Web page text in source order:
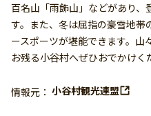
百名山「雨飾山」などがあり、
す。また、冬は屈指の豪雪地帯
ースポーツが堪能できます。山
お残る小谷村へぜひおでかけく
情報元： 小谷村観光連盟